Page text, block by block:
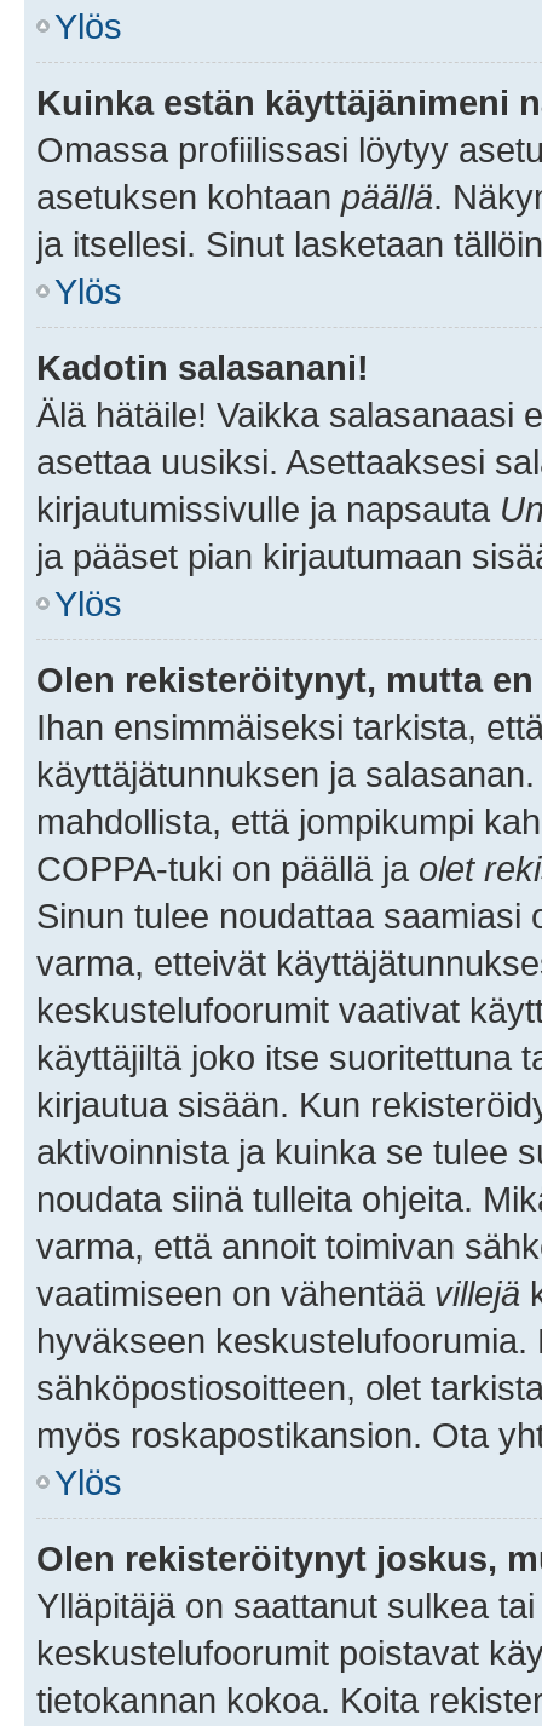
Ylös
Kuinka estän käyttäjänimeni
Omassa profiilissasi löytyy
asetuksen kohtaan päällä.
ja itsellesi. Sinut lasketaan
Ylös
Kadotin salasanani!
Älä hätäile! Vaikka salasanaasi
asettaa uusiksi. Asettaaksesi
kirjautumissivulle ja napsauta
ja pääset pian kirjautumaan
Ylös
Olen rekisteröitynyt, mutta
Ihan ensimmäiseksi tarkista,
käyttäjätunnuksen ja
mahdollista, että jompikumpi
COPPA-tuki on päällä ja olet
Sinun tulee noudattaa saamiasi
varma, etteivät
keskustelufoorumit vaativat
käyttäjiltä joko itse suoritettuna
kirjautua sisään. Kun
aktivoinnista ja kuinka se tulee
noudata siinä tulleita ohjeita.
varma, että annoit toimivan
vaatimiseen on vähentää villejä
hyväkseen
sähköpostiosoitteen, olet
myös roskapostikansion. Ota
Ylös
Olen rekisteröitynyt joskus,
Ylläpitäjä on saattanut sulkea
keskustelufoorumit poistavat
tietokannan kokoa. Koita